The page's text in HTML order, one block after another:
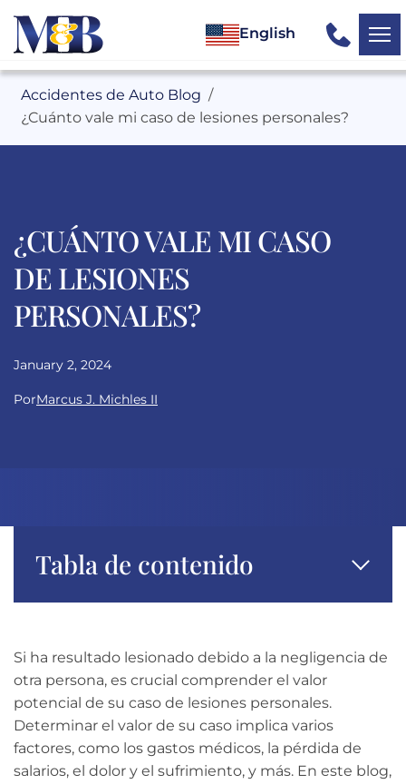
English
Accidentes de Auto Blog
¿Cuánto vale mi caso de lesiones personales?
¿CUÁNTO VALE MI CASO
DE LESIONES
PERSONALES?
January 2, 2024
PorMarcus J. Michles II
Tabla de contenido
Si ha resultado lesionado debido a la negligencia de
otra persona, es crucial comprender el valor
potencial de su caso de lesiones personales.
Determinar el valor de su caso implica varios
factores, como los gastos médicos, la pérdida de
salarios, el dolor y el sufrimiento, y más. En este blog,